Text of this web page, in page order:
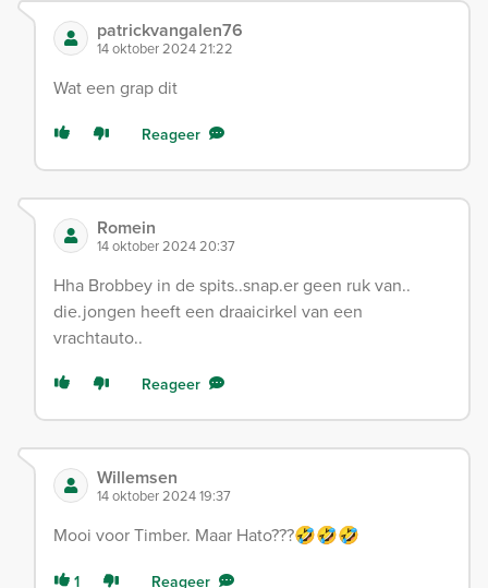
patrickvangalen76
14 oktober 2024 21:22
Wat een grap dit
Reageer
Romein
14 oktober 2024 20:37
Hha Brobbey in de spits..snap.er geen ruk van..
die.jongen heeft een draaicirkel van een
vrachtauto..
Reageer
Willemsen
14 oktober 2024 19:37
Mooi voor Timber. Maar Hato???🤣🤣🤣
1 Reageer